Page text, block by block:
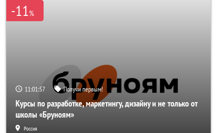
-11%
11:01:54 Получи первым!
Курсы по разработке, маркетингу, дизайну и не только от
школы «Бруноям»
Россия